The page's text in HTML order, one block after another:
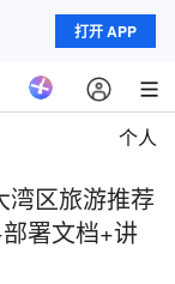
打开 APP
个人
湾区旅游推荐
署文档+讲